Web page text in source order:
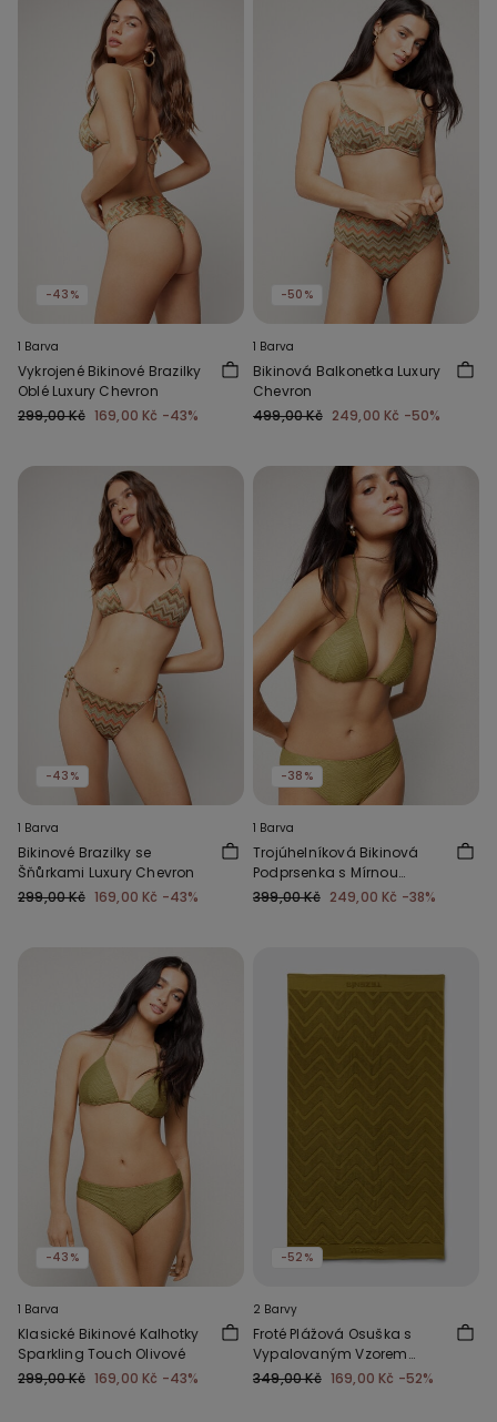
-43%
1 Barva
Vykrojené Bikinové Brazilky
Oblé Luxury Chevron
299,00 Kč 169,00 Kč -43%
-50%
1 Barva
Bikinová Balkonetka Luxury
Chevron
499,00 Kč 249,00 Kč -50%
-43%
1 Barva
Bikinové Brazilky se
Šňůrkami Luxury Chevron
299,00 Kč 169,00 Kč -43%
-38%
1 Barva
Trojúhelníková Bikinová
Podprsenka s Mírnou
Vycpávkou Sparkling
399,00 Kč 249,00 Kč -38%
-43%
1 Barva
Klasické Bikinové Kalhotky
Sparkling Touch Olivové
299,00 Kč 169,00 Kč -43%
-52%
2 Barvy
Froté Plážová Osuška s
Vypalovaným Vzorem
Unisex
349,00 Kč 169,00 Kč -52%